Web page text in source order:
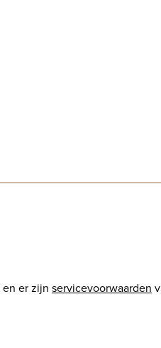
en er zijn servicevoorwaarden